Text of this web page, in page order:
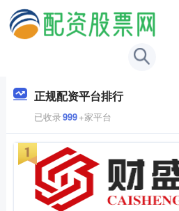
正规配资平台排行
已收录999+家平台